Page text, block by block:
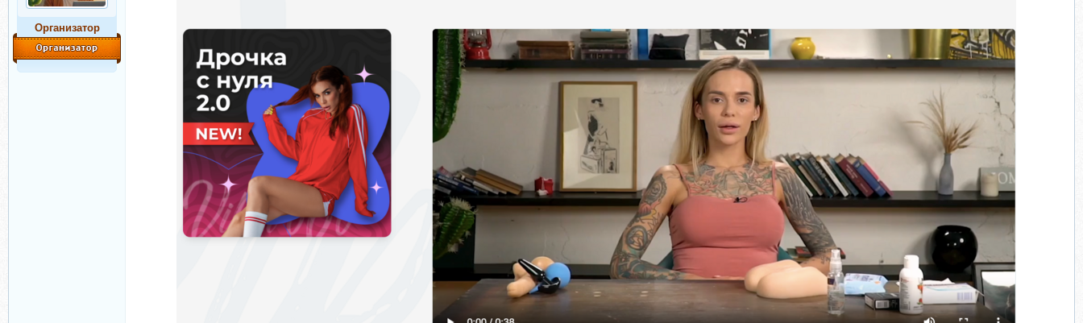
Организатор